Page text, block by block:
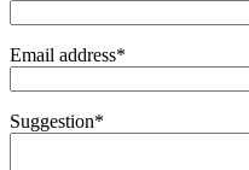
Email address*
Suggestion*